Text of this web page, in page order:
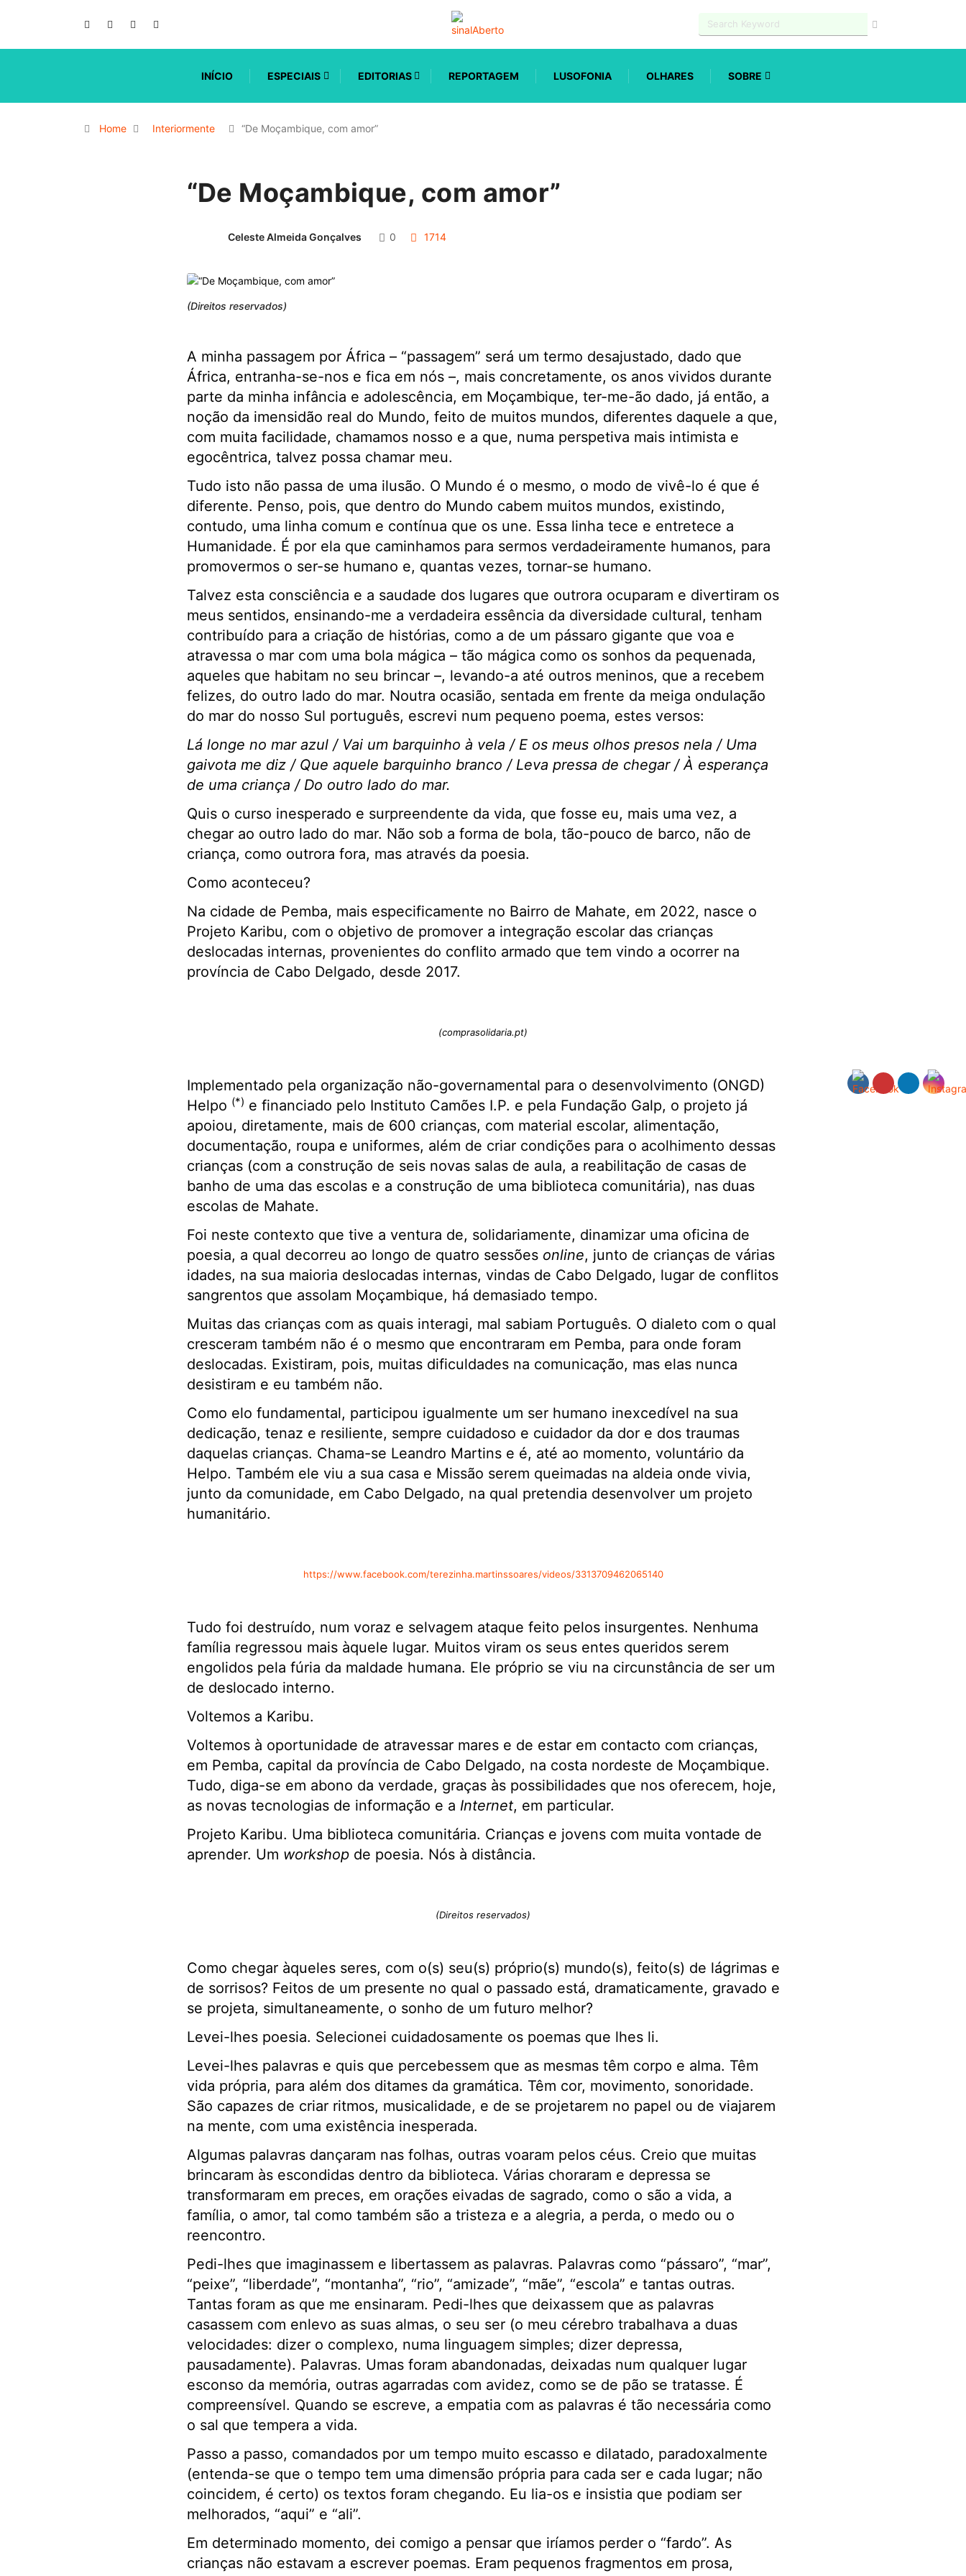
INÍCIO ESPECIAIS EDITORIAS REPORTAGEM LUSOFONIA OLHARES SOBRE
Home Interiormente “De Moçambique, com amor”
“De Moçambique, com amor”
Celeste Almeida Gonçalves 0 1714
(Direitos reservados)
A minha passagem por África – “passagem” será um termo desajustado, dado que
África, entranha-se-nos e fica em nós –, mais concretamente, os anos vividos durante
parte da minha infância e adolescência, em Moçambique, ter-me-ão dado, já então, a
noção da imensidão real do Mundo, feito de muitos mundos, diferentes daquele a que,
com muita facilidade, chamamos nosso e a que, numa perspetiva mais intimista e
egocêntrica, talvez possa chamar meu.
Tudo isto não passa de uma ilusão. O Mundo é o mesmo, o modo de vivê-lo é que é
diferente. Penso, pois, que dentro do Mundo cabem muitos mundos, existindo,
contudo, uma linha comum e contínua que os une. Essa linha tece e entretece a
Humanidade. É por ela que caminhamos para sermos verdadeiramente humanos, para
promovermos o ser-se humano e, quantas vezes, tornar-se humano.
Talvez esta consciência e a saudade dos lugares que outrora ocuparam e divertiram os
meus sentidos, ensinando-me a verdadeira essência da diversidade cultural, tenham
contribuído para a criação de histórias, como a de um pássaro gigante que voa e
atravessa o mar com uma bola mágica ­– tão mágica como os sonhos da pequenada,
aqueles que habitam no seu brincar –, levando-a até outros meninos, que a recebem
felizes, do outro lado do mar. Noutra ocasião, sentada em frente da meiga ondulação
do mar do nosso Sul português, escrevi num pequeno poema, estes versos:
Lá longe no mar azul / Vai um barquinho à vela / E os meus olhos presos nela / Uma
gaivota me diz / Que aquele barquinho branco / Leva pressa de chegar / À esperança
de uma criança / Do outro lado do mar.
Quis o curso inesperado e surpreendente da vida, que fosse eu, mais uma vez, a
chegar ao outro lado do mar. Não sob a forma de bola, tão-pouco de barco, não de
criança, como outrora fora, mas através da poesia.
Como aconteceu?
Na cidade de Pemba, mais especificamente no Bairro de Mahate, em 2022, nasce o
Projeto Karibu, com o objetivo de promover a integração escolar das crianças
deslocadas internas, provenientes do conflito armado que tem vindo a ocorrer na
província de Cabo Delgado, desde 2017.
(comprasolidaria.pt)
Implementado pela organização não-governamental para o desenvolvimento (ONGD)
Helpo (*) e financiado pelo Instituto Camões I.P. e pela Fundação Galp, o projeto já
apoiou, diretamente, mais de 600 crianças, com material escolar, alimentação,
documentação, roupa e uniformes, além de criar condições para o acolhimento dessas
crianças (com a construção de seis novas salas de aula, a reabilitação de casas de
banho de uma das escolas e a construção de uma biblioteca comunitária), nas duas
escolas de Mahate.
Foi neste contexto que tive a ventura de, solidariamente, dinamizar uma oficina de
poesia, a qual decorreu ao longo de quatro sessões online, junto de crianças de várias
idades, na sua maioria deslocadas internas, vindas de Cabo Delgado, lugar de conflitos
sangrentos que assolam Moçambique, há demasiado tempo.
Muitas das crianças com as quais interagi, mal sabiam Português. O dialeto com o qual
cresceram também não é o mesmo que encontraram em Pemba, para onde foram
deslocadas. Existiram, pois, muitas dificuldades na comunicação, mas elas nunca
desistiram e eu também não.
Como elo fundamental, participou igualmente um ser humano inexcedível na sua
dedicação, tenaz e resiliente, sempre cuidadoso e cuidador da dor e dos traumas
daquelas crianças. Chama-se Leandro Martins e é, até ao momento, voluntário da
Helpo. Também ele viu a sua casa e Missão serem queimadas na aldeia onde vivia,
junto da comunidade, em Cabo Delgado, na qual pretendia desenvolver um projeto
humanitário.
https://www.facebook.com/terezinha.martinssoares/videos/3313709462065140
Tudo foi destruído, num voraz e selvagem ataque feito pelos insurgentes. Nenhuma
família regressou mais àquele lugar. Muitos viram os seus entes queridos serem
engolidos pela fúria da maldade humana. Ele próprio se viu na circunstância de ser um
de deslocado interno.
Voltemos a Karibu.
Voltemos à oportunidade de atravessar mares e de estar em contacto com crianças,
em Pemba, capital da província de Cabo Delgado, na costa nordeste de Moçambique.
Tudo, diga-se em abono da verdade, graças às possibilidades que nos oferecem, hoje,
as novas tecnologias de informação e a Internet, em particular.
Projeto Karibu. Uma biblioteca comunitária. Crianças e jovens com muita vontade de
aprender. Um workshop de poesia. Nós à distância.
(Direitos reservados)
Como chegar àqueles seres, com o(s) seu(s) próprio(s) mundo(s), feito(s) de lágrimas e
de sorrisos? Feitos de um presente no qual o passado está, dramaticamente, gravado e
se projeta, simultaneamente, o sonho de um futuro melhor?
Levei-lhes poesia. Selecionei cuidadosamente os poemas que lhes li.
Levei-lhes palavras e quis que percebessem que as mesmas têm corpo e alma. Têm
vida própria, para além dos ditames da gramática. Têm cor, movimento, sonoridade.
São capazes de criar ritmos, musicalidade, e de se projetarem no papel ou de viajarem
na mente, com uma existência inesperada.
Algumas palavras dançaram nas folhas, outras voaram pelos céus. Creio que muitas
brincaram às escondidas dentro da biblioteca. Várias choraram e depressa se
transformaram em preces, em orações eivadas de sagrado, como o são a vida, a
família, o amor, tal como também são a tristeza e a alegria, a perda, o medo ou o
reencontro.
Pedi-lhes que imaginassem e libertassem as palavras. Palavras como “pássaro”, “mar”,
“peixe”, “liberdade”, “montanha”, “rio”, “amizade”, “mãe”, “escola” e tantas outras.
Tantas foram as que me ensinaram. Pedi-lhes que deixassem que as palavras
casassem com enlevo as suas almas, o seu ser (o meu cérebro trabalhava a duas
velocidades: dizer o complexo, numa linguagem simples; dizer depressa,
pausadamente). Palavras. Umas foram abandonadas, deixadas num qualquer lugar
esconso da memória, outras agarradas com avidez, como se de pão se tratasse. É
compreensível. Quando se escreve, a empatia com as palavras é tão necessária como
o sal que tempera a vida.
Passo a passo, comandados por um tempo muito escasso e dilatado, paradoxalmente
(entenda-se que o tempo tem uma dimensão própria para cada ser e cada lugar; não
coincidem, é certo) os textos foram chegando. Eu lia-os e insistia que podiam ser
melhorados, “aqui” e “ali”.
Em determinado momento, dei comigo a pensar que iríamos perder o “fardo”. As
crianças não estavam a escrever poemas. Eram pequenos fragmentos em prosa,